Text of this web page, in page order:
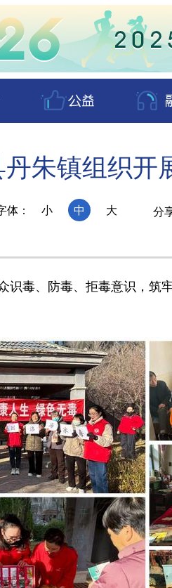
朱镇组织开
体： 小 中 大 分
毒、防毒、拒毒意识，筑